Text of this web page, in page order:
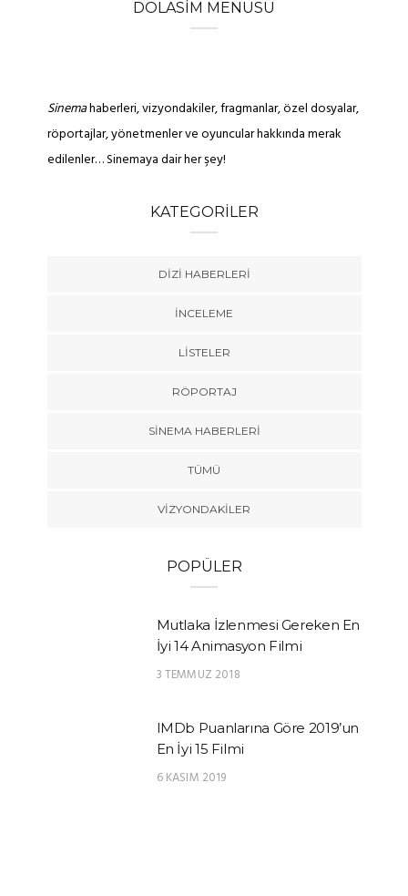
DOLASIM MENUSU
Sinemahaberleri, vizyondakiler, fragmanlar, özel dosyalar,
röportajlar, yönetmenler ve oyuncular hakkında merak
edilenler… Sinemaya dair her şey!
KATEGORILER
DIZI HABERLERI
İNCELEME
LISTELER
RÖPORTAJ
SINEMA HABERLERI
TÜMÜ
VIZYONDAKILER
POPÜLER
Mutlaka İzlenmesi Gereken En
İyi 14 Animasyon Filmi
3 TEMMUZ 2018
IMDb Puanlarına Göre 2019’un
En İyi 15 Filmi
6 KASIM 2019